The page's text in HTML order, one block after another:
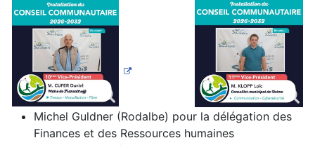
Michel Guldner (Rodalbe) pour la délégation des
Finances et des Ressources humaines